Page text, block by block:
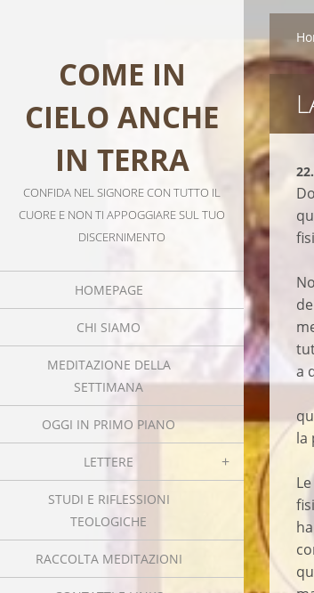
COME IN
CIELO ANCHE
IN TERRA
CONFIDA NEL SIGNORE CON TUTTO IL
CUORE E NON TI APPOGGIARE SUL TUO
DISCERNIMENTO
HOMEPAGE
CHI SIAMO
MEDITAZIONE DELLA
SETTIMANA
OGGI IN PRIMO PIANO
LETTERE
STUDI E RIFLESSIONI
TEOLOGICHE
RACCOLTA MEDITAZIONI
a
la